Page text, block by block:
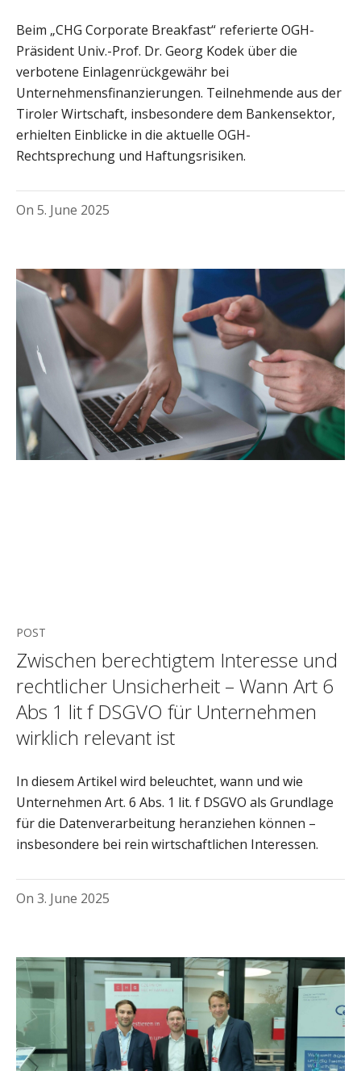
Beim „CHG Corporate Breakfast“ referierte OGH-
Präsident Univ.-Prof. Dr. Georg Kodek über die
verbotene Einlagenrückgewähr bei
Unternehmensfinanzierungen. Teilnehmende aus der
Tiroler Wirtschaft, insbesondere dem Bankensektor,
erhielten Einblicke in die aktuelle OGH-
Rechtsprechung und Haftungsrisiken.
On 5. June 2025
POST
Zwischen berechtigtem Interesse und
rechtlicher Unsicherheit – Wann Art 6
Abs 1 lit f DSGVO für Unternehmen
wirklich relevant ist
In diesem Artikel wird beleuchtet, wann und wie
Unternehmen Art. 6 Abs. 1 lit. f DSGVO als Grundlage
für die Datenverarbeitung heranziehen können –
insbesondere bei rein wirtschaftlichen Interessen.
On 3. June 2025